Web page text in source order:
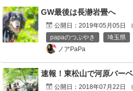
GW最後は長瀞岩畳へ
公開日： 2019年05月05日
papaのつぶやき
埼玉県
ノアPaPa
速報！東松山で河原バー
公開日： 2018年07月22日